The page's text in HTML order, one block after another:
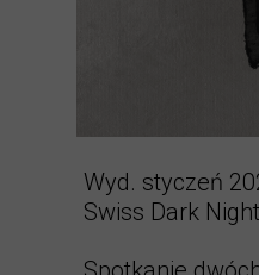
Wyd. styczeń
Swiss Dark